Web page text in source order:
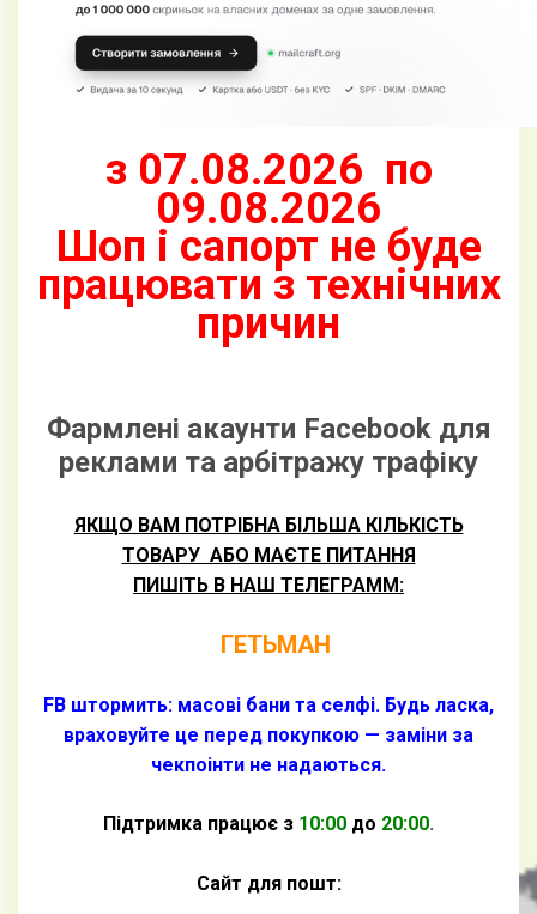
з 07.08.2026 по
09.08.2026
Шоп і сапорт не буде
працювати з технічних
причин
Фармлені акаунти Facebook для
реклами та арбітражу трафіку
ЯКЩО ВАМ ПОТРІБНА БІЛЬША КІЛЬКІСТЬ
ТОВАРУ АБО МАЄТЕ ПИТАННЯ
ПИШІТЬ В НАШ ТЕЛЕГРАММ:
ГЕТЬМАН
FB штормить: масові бани та селфі. Будь ласка,
враховуйте це перед покупкою — заміни за
чекпоінти не надаються.
Підтримка працює з 10:00 до 20:00.
Сайт для пошт: